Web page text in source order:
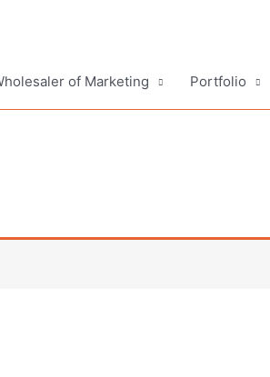
of Marketing Portfolio